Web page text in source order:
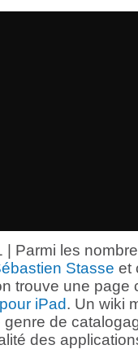
| Parmi les
Stasse et
trouve une page
iPad. Un wiki
de
des